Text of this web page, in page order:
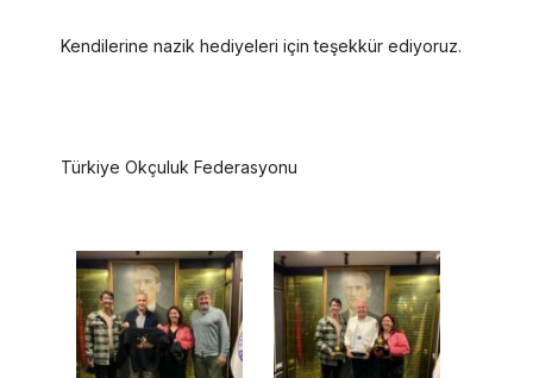
Kendilerine nazik hediyeleri için teşekkür ediyoruz.
Türkiye Okçuluk Federasyonu